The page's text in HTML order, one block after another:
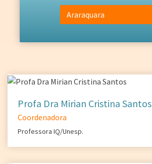
Araraquara
Profa Dra Mirian Cristina Santos
Coordenadora
Professora IQ/Unesp.